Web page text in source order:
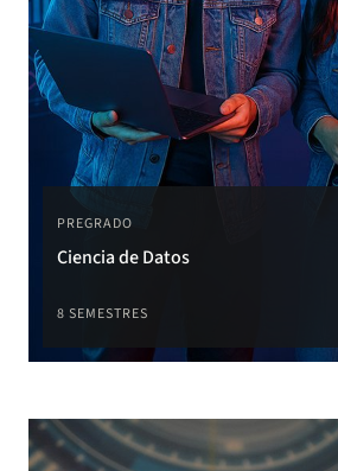
PREGRADO
Ciencia de Datos
8 SEMESTRES